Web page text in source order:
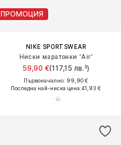
ПРОМОЦИЯ
NIKE SPORTSWEAR
Ниски маратонки 'Air'
59,90 €(117,15 лв.³)
Първоначално: 99,90 €
Последна най-ниска цена:41,93 €